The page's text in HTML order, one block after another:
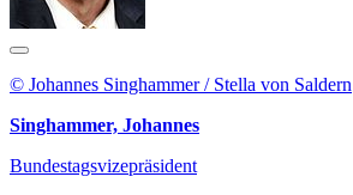
© Johannes Singhammer / Stella von Saldern
Singhammer, Johannes
Bundestagsvizepräsident